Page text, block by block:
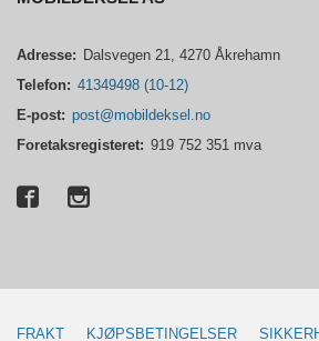
Adresse: Dalsvegen 21, 4270 Åkrehamn
Telefon: 41349498 (10-12)
E-post: post@mobildeksel.no
Foretaksregisteret: 919 752 351 mva
FRAKT KJØPSBETINGELSER